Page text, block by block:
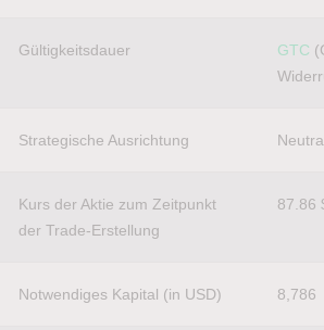
Anleitung Demokonto erstellen
Wie möchten Sie angesprochen
Gültigkeitsdauer GTC
Strategische Ausrichtung
Kurs der Aktie zum Zeitpunkt
der Trade-Erstellung
87.86
Notwendiges Kapital (in USD) 8,786